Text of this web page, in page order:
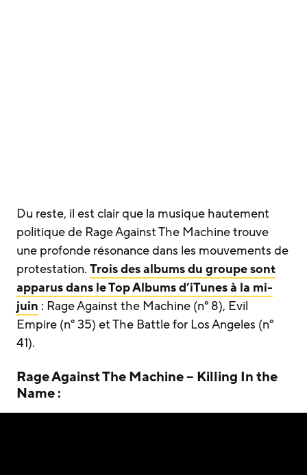
Du reste, il est clair que la musique hautement
politique de Rage Against The Machine trouve
une profonde résonance dans les mouvements de
protestation. Trois des albums du groupe sont
apparus dans le Top Albums d’iTunes à la mi-
juin : Rage Against the Machine (n° 8), Evil
Empire (n° 35) et The Battle for Los Angeles (n°
41).
Rage Against The Machine – Killing In the
Name :